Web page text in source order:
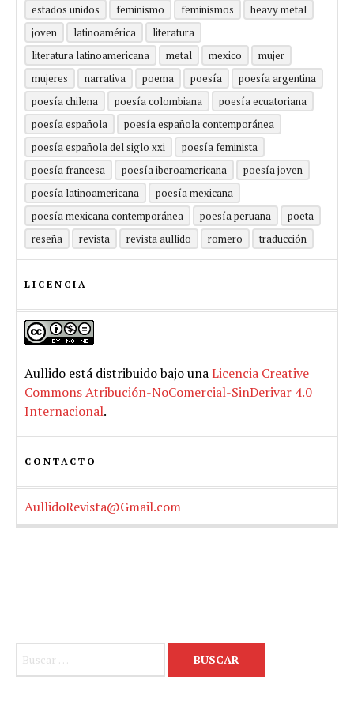
estados unidos
feminismo feminismos
heavy metal
joven
latinoamérica
literatura
literatura latinoamericana
metal mexico
mujer
mujeres
narrativa poema poesía
poesía argentina
poesía chilena
poesía colombiana
poesía ecuatoriana
poesía española
poesía española contemporánea
poesía española del siglo xxi
poesía feminista
poesía francesa
poesía iberoamericana
poesía joven
poesía latinoamericana
poesía mexicana
poesía mexicana contemporánea
poesía peruana
poeta
reseña
revista revista aullido romero traducción
LICENCIA
Aullido está distribuido bajo unaLicencia Creative
Commons Atribución-NoComercial-SinDerivar 4.0
Internacional.
CONTACTO
AullidoRevista@Gmail.com